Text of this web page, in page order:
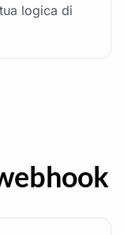
logica di